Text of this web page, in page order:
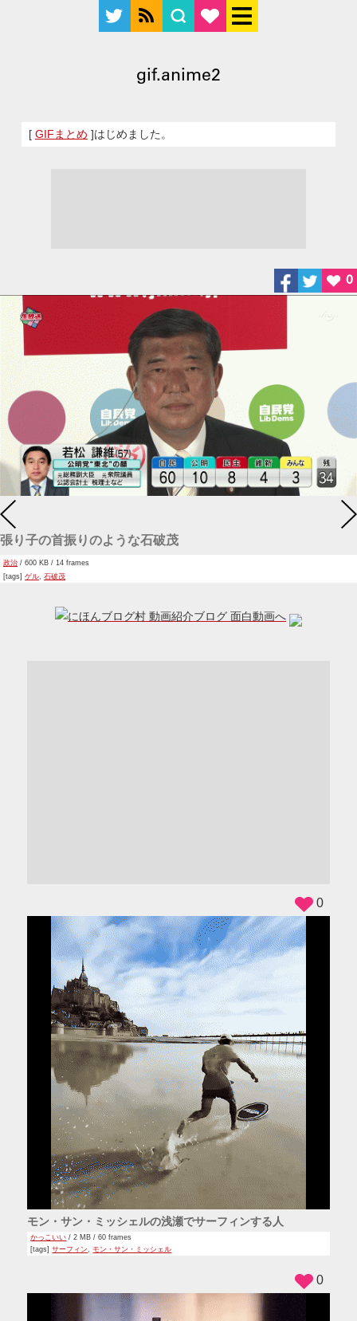
gif.anime2
[ GIFまとめ ]はじめました。
張り子の首振りのような石破茂
政治 / 600 KB / 14 frames
[tags] ゲル 石破茂
0
モン・サン・ミッシェルの浅瀬でサーフィンする人
かっこいい / 2 MB / 60 frames
[tags]サーフィン,モン・サン・ミッシェル
0
0